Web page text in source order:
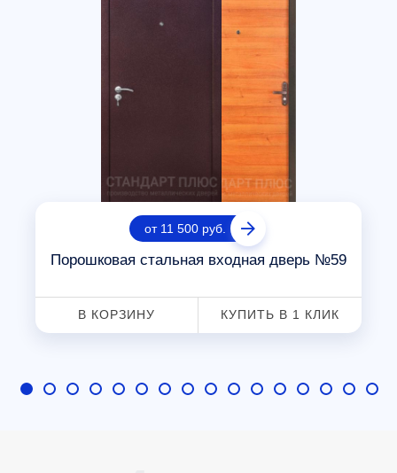
от 11 500 руб.
Порошковая стальная входная дверь №59
В КОРЗИНУ КУПИТЬ В 1 КЛИК